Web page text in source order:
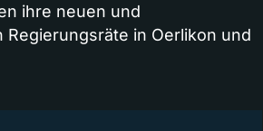
ihre neuen und
in Oerlikon und